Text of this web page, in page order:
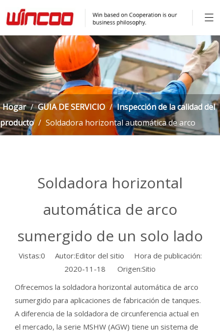
Hogar / GUIA DE SERVICIO / Inspección de la calidad del
producto / Soldadora horizontal automática de arco
sumergido de un solo lado
Soldadora horizontal
automática de arco
sumergido de un solo lado
Vistas:0 Autor:Editor del sitio Hora de publicación:
2020-11-18 Origen:Sitio
Ofrecemos la soldadora horizontal automática de arco
sumergido para aplicaciones de fabricación de tanques.
A diferencia de la soldadora de circunferencia actual en
el mercado, la serie MSHW (AGW) tiene un sistema de